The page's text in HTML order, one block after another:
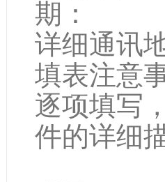
期： 联
详细通讯
填表注意
逐项填写
件的详细